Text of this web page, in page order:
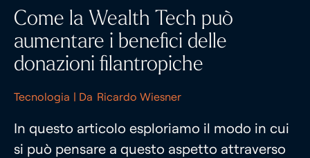
Come la Wealth Tech può
aumentare i benefici delle
donazioni filantropiche
Tecnologia | Da Ricardo Wiesner
In questo articolo esploriamo il modo in cui
si può pensare a questo aspetto attraverso